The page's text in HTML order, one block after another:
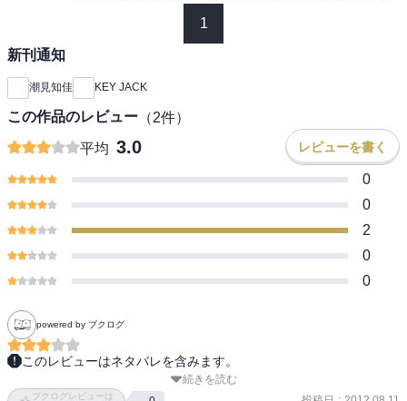
1
新刊通知
潮見知佳 KEY JACK
この作品のレビュー （2件）
平均 3.0 レビューを書く
0
0
2
0
0
powered by ブクログ
このレビューはネタバレを含みます。
リンとそっくりさんの王女様がでてきたお話し。最後リンを受けと
続きを読む
ブクログレビューは